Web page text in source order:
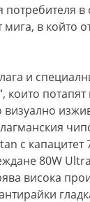
потребителя в
в който
и
които
с капацитет
80W
висока